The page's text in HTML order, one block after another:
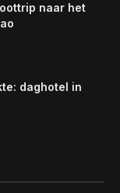
naar het
daghotel in